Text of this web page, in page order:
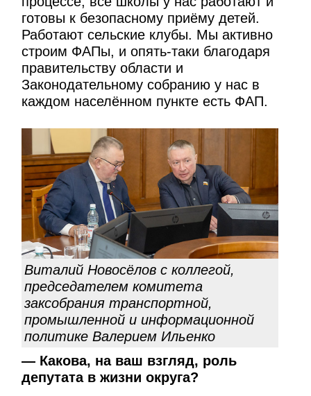
готовы к безопасному приёму детей.
Работают сельские клубы. Мы активно
строим ФАПы, и опять-таки благодаря
правительству области и
Законодательному собранию у нас в
каждом населённом пункте есть ФАП.
Виталий Новосёлов с коллегой,
председателем комитета
заксобрания транспортной,
промышленной и информационной
политике Валерием Ильенко
— Какова, на ваш взгляд, роль
депутата в жизни округа?